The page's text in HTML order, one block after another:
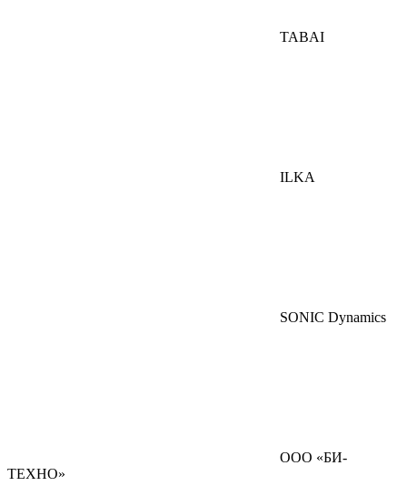
TABAI
ILKA
SONIC Dynamics
ООО «БИ-
ТЕХНО»